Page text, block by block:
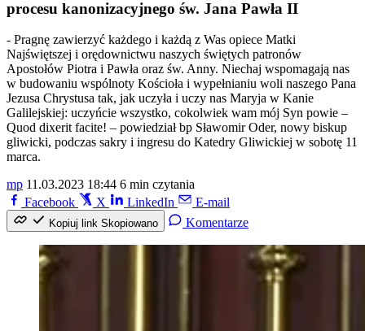
procesu kanonizacyjnego św. Jana Pawła II
- Pragnę zawierzyć każdego i każdą z Was opiece Matki
Najświętszej i orędownictwu naszych świętych patronów
Apostołów Piotra i Pawła oraz św. Anny. Niechaj wspomagają nas
w budowaniu wspólnoty Kościoła i wypełnianiu woli naszego Pana
Jezusa Chrystusa tak, jak uczyła i uczy nas Maryja w Kanie
Galilejskiej: uczyńcie wszystko, cokolwiek wam mój Syn powie –
Quod dixerit facite! – powiedział bp Sławomir Oder, nowy biskup
gliwicki, podczas sakry i ingresu do Katedry Gliwickiej w sobotę 11
marca.
mp 11.03.2023 18:44 6 min czytania
Facebook
X LinkedIn E-mail
Kopiuj link Skopiowano Komentarze